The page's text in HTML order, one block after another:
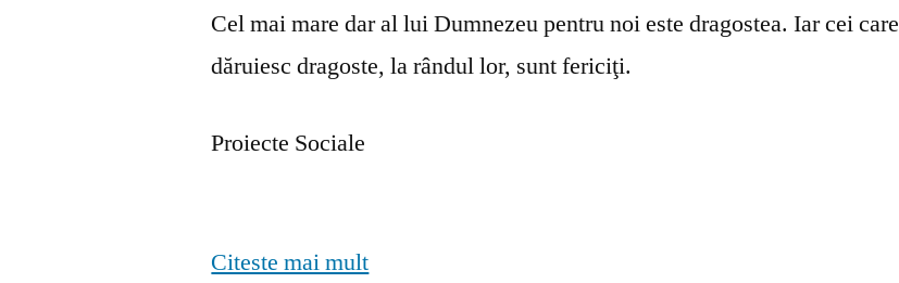
Cel mai mare dar al lui Dumnezeu pentru noi este dragostea. Iar cei care
dăruiesc dragoste, la rândul lor, sunt fericiţi.
Proiecte Sociale
Citeste mai mult